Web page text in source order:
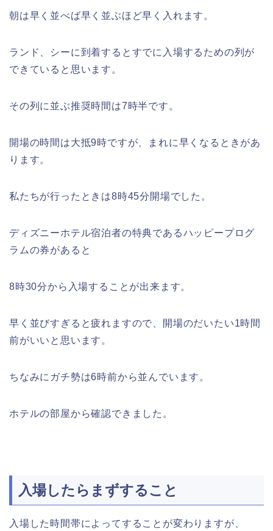
朝は早く並べば早く並ぶほど早く入れます。
ランド、シーに到着するとすでに入場するための列が
できていると思います。
その列に並ぶ推奨時間は7時半です。
開場の時間は大抵9時ですが、まれに早くなるときがあ
ります。
私たちが行ったときは8時45分開場でした。
ディズニーホテル宿泊者の特典であるハッピープログ
ラムの券があると
8時30分から入場することが出来ます。
早く並びすぎると疲れますので、開場のだいたい1時間
前がいいと思います。
ちなみにガチ勢は6時前から並んでいます。
ホテルの部屋から確認できました。
入場したらまずすること
入場した時間帯によってすることが変わりますが、